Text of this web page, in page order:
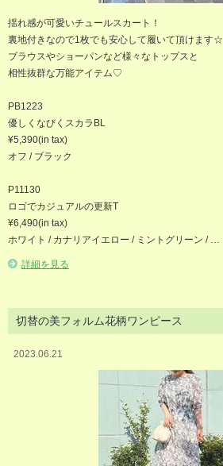
揺れ感が可愛いチュールスカート！
裏地付きなので1枚でも安心して履いて頂けます☆
ブラウスやショーパンなど様々なトップスと
相性抜群な万能アイテム♡
PB1223
優しくなびくスカラBL
¥5,390(in tax)
オフ / ブラック
P11130
ロゴでカジュアルの更新T
¥6,490(in tax)
ホワイト / カナリアイエロー / ミントグリーン / …
詳細を見る
切替の美フォルム花柄ワンピース
2023.06.21